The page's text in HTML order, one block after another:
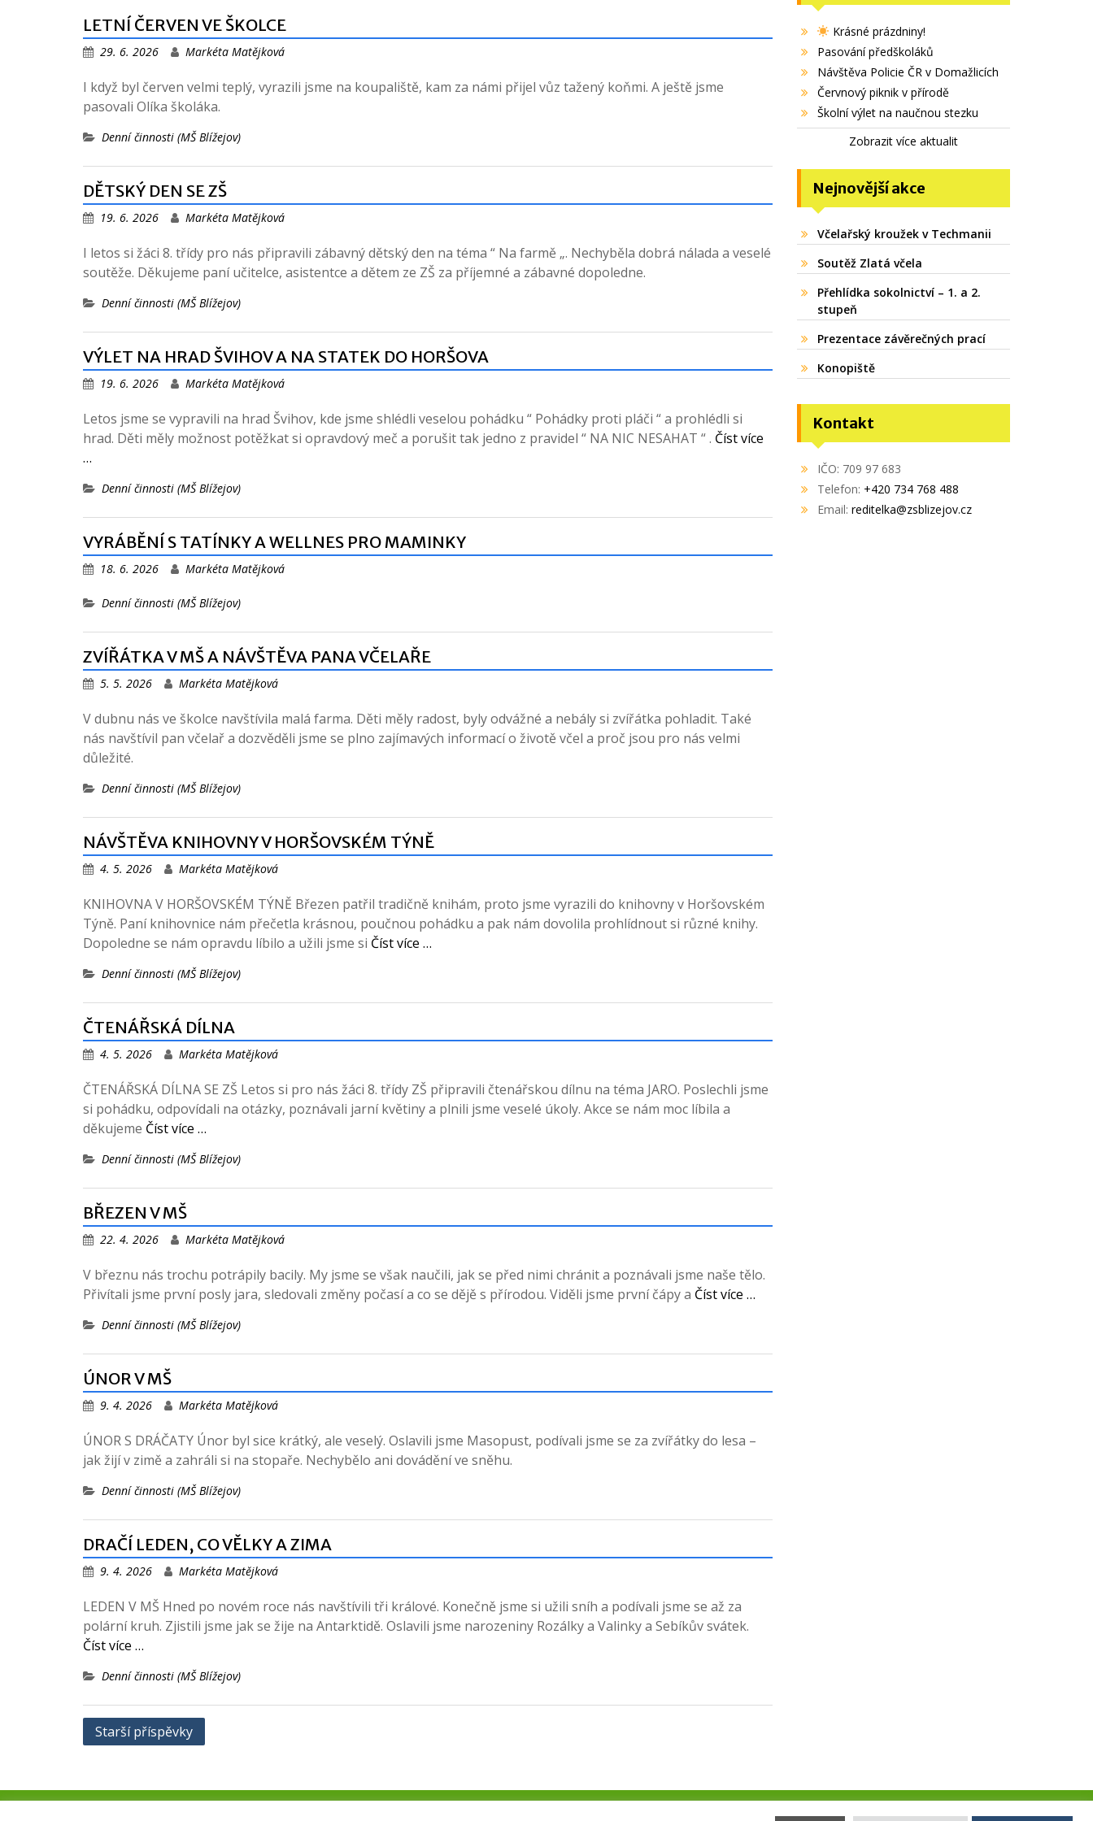
LETNÍ ČERVEN VE ŠKOLCE
29. 6. 2026 Markéta Matějková
I když byl červen velmi teplý, vyrazili jsme na koupaliště, kam za námi přijel vůz tažený koňmi. A ještě jsme
pasovali Olíka školáka.
Denní činnosti (MŠ Blížejov)
DĚTSKÝ DEN SE ZŠ
19. 6. 2026 Markéta Matějková
I letos si žáci 8. třídy pro nás připravili zábavný dětský den na téma “ Na farmě „. Nechyběla dobrá nálada a veselé
soutěže. Děkujeme paní učitelce, asistentce a dětem ze ZŠ za příjemné a zábavné dopoledne.
Denní činnosti (MŠ Blížejov)
VÝLET NA HRAD ŠVIHOV A NA STATEK DO HORŠOVA
19. 6. 2026 Markéta Matějková
Letos jsme se vypravili na hrad Švihov, kde jsme shlédli veselou pohádku “ Pohádky proti pláči “ a prohlédli si
hrad. Děti měly možnost potěžkat si opravdový meč a porušit tak jedno z pravidel “ NA NIC NESAHAT “ . Číst více
…
Denní činnosti (MŠ Blížejov)
VYRÁBĚNÍ S TATÍNKY A WELLNES PRO MAMINKY
18. 6. 2026 Markéta Matějková
Denní činnosti (MŠ Blížejov)
ZVÍŘÁTKA V MŠ A NÁVŠTĚVA PANA VČELAŘE
5. 5. 2026 Markéta Matějková
V dubnu nás ve školce navštívila malá farma. Děti měly radost, byly odvážné a nebály si zvířátka pohladit. Také
nás navštívil pan včelař a dozvěděli jsme se plno zajímavých informací o životě včel a proč jsou pro nás velmi
důležité.
Denní činnosti (MŠ Blížejov)
NÁVŠTĚVA KNIHOVNY V HORŠOVSKÉM TÝNĚ
4. 5. 2026 Markéta Matějková
KNIHOVNA V HORŠOVSKÉM TÝNĚ Březen patřil tradičně knihám, proto jsme vyrazili do knihovny v Horšovském
Týně. Paní knihovnice nám přečetla krásnou, poučnou pohádku a pak nám dovolila prohlídnout si různé knihy.
Dopoledne se nám opravdu líbilo a užili jsme si Číst více …
Denní činnosti (MŠ Blížejov)
ČTENÁŘSKÁ DÍLNA
4. 5. 2026 Markéta Matějková
ČTENÁŘSKÁ DÍLNA SE ZŠ Letos si pro nás žáci 8. třídy ZŠ připravili čtenářskou dílnu na téma JARO. Poslechli jsme
si pohádku, odpovídali na otázky, poznávali jarní květiny a plnili jsme veselé úkoly. Akce se nám moc líbila a
děkujeme Číst více …
Denní činnosti (MŠ Blížejov)
BŘEZEN V MŠ
22. 4. 2026 Markéta Matějková
V březnu nás trochu potrápily bacily. My jsme se však naučili, jak se před nimi chránit a poznávali jsme naše tělo.
Přivítali jsme první posly jara, sledovali změny počasí a co se dějě s přírodou. Viděli jsme první čápy a Číst více …
Denní činnosti (MŠ Blížejov)
ÚNOR V MŠ
9. 4. 2026 Markéta Matějková
ÚNOR S DRÁČATY Únor byl sice krátký, ale veselý. Oslavili jsme Masopust, podívali jsme se za zvířátky do lesa –
jak žijí v zimě a zahráli si na stopaře. Nechybělo ani dovádění ve sněhu.
Denní činnosti (MŠ Blížejov)
DRAČÍ LEDEN, CO VĚLKY A ZIMA
9. 4. 2026 Markéta Matějková
LEDEN V MŠ Hned po novém roce nás navštívili tři králové. Konečně jsme si užili sníh a podívali jsme se až za
polární kruh. Zjistili jsme jak se žije na Antarktidě. Oslavili jsme narozeniny Rozálky a Valinky a Sebíkův svátek.
Číst více …
Denní činnosti (MŠ Blížejov)
Navigace
Starší příspěvky
Krásné prázdniny!
Pasování předškoláků
Návštěva Policie ČR v Domažlicích
Červnový piknik v přírodě
Školní výlet na naučnou stezku
Zobrazit více aktualit
Nejnovější akce
Včelařský kroužek v Techmanii
Soutěž Zlatá včela
Přehlídka sokolnictví – 1. a 2.
stupeň
Prezentace závěrečných prací
Konopiště
Kontakt
IČO: 709 97 683
Telefon: +420 734 768 488
Email: reditelka@zsblizejov.cz